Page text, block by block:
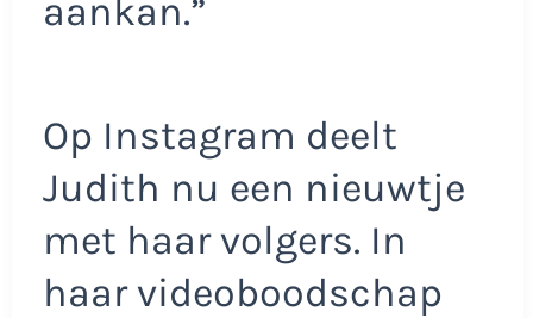
aankan.”
Op Instagram deelt
Judith nu een nieuwtje
met haar volgers. In
haar videoboodschap